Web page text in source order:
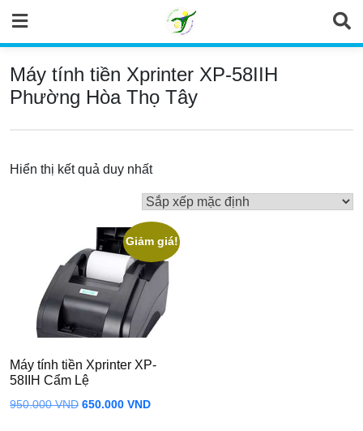
content
Máy tính tiền Xprinter XP-58IIH
Phường Hòa Thọ Tây
Hiển thị kết quả duy nhất
Giảm giá!
Máy tính tiền Xprinter XP-
58IIH Cẩm Lệ
950.000VND Giá
650.000 VNDGiá